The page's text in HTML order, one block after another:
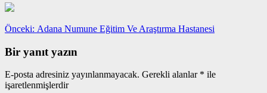
Yazı
gezinmesi
Önceki: Önceki
Adana Numune Eğitim Ve Araştırma Hastanesi
Bir yanıt yazın
E-posta adresiniz yayınlanmayacak. Gerekli alanlar * ile
işaretlenmişlerdir